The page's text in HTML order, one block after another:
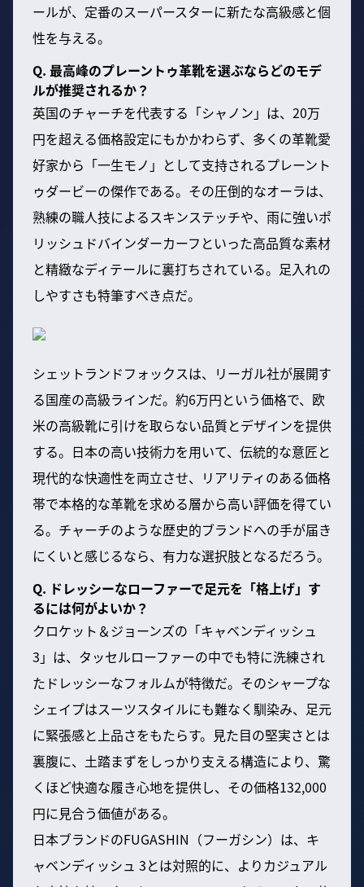
ールが、定番のスーパースターに新たな高級感と個
性を与える。
Q. 最高峰のプレーントゥ革靴を選ぶならどのモデ
ルが推奨されるか？
英国のチャーチを代表する「シャノン」は、20万
円を超える価格設定にもかかわらず、多くの革靴愛
好家から「一生モノ」として支持されるプレーント
ゥダービーの傑作である。その圧倒的なオーラは、
熟練の職人技によるスキンステッチや、雨に強いポ
リッシュドバインダーカーフといった高品質な素材
と精緻なディテールに裏打ちされている。足入れの
しやすさも特筆すべき点だ。
シェットランドフォックスは、リーガル社が展開す
る国産の高級ラインだ。約6万円という価格で、欧
米の高級靴に引けを取らない品質とデザインを提供
する。日本の高い技術力を用いて、伝統的な意匠と
現代的な快適性を両立させ、リアリティのある価格
帯で本格的な革靴を求める層から高い評価を得てい
る。チャーチのような歴史的ブランドへの手が届き
にくいと感じるなら、有力な選択肢となるだろう。
Q. ドレッシーなローファーで足元を「格上げ」す
るには何がよいか？
クロケット＆ジョーンズの「キャベンディッシュ
3」は、タッセルローファーの中でも特に洗練され
たドレッシーなフォルムが特徴だ。そのシャープな
シェイプはスーツスタイルにも難なく馴染み、足元
に緊張感と上品さをもたらす。見た目の堅実さとは
裏腹に、土踏まずをしっかり支える構造により、驚
くほど快適な履き心地を提供し、その価格132,000
円に見合う価値がある。
日本ブランドのFUGASHIN（フーガシン）は、キ
ャベンディッシュ 3とは対照的に、よりカジュアル